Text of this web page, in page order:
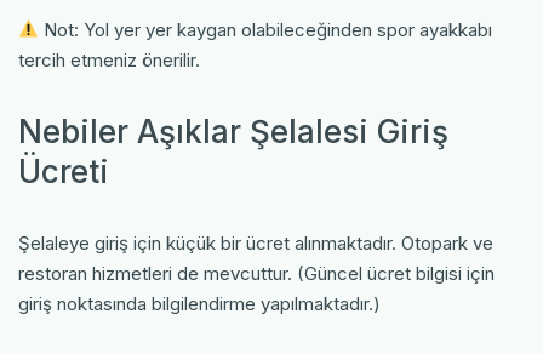
Not: Yol yer yer kaygan olabileceğinden spor ayakkabı
tercih etmeniz önerilir.
Nebiler Aşıklar Şelalesi Giriş
Ücreti
Şelaleye giriş için küçük bir ücret alınmaktadır. Otopark ve
restoran hizmetleri de mevcuttur. (Güncel ücret bilgisi için
giriş noktasında bilgilendirme yapılmaktadır.)